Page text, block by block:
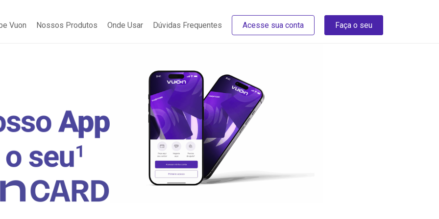
Vuon Nossos Produtos Onde Usar Dúvidas Frequentes Acesse sua conta Faça o seu